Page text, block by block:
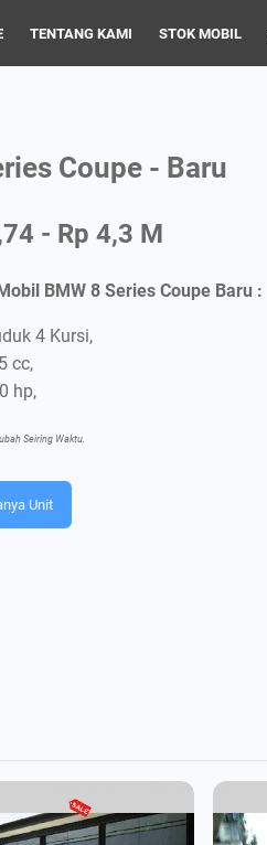
TENTANG KAMI STOK MOBIL
Coupe - Baru
- Rp 4,3 M
BMW 8 Series Coupe Baru :
4 Kursi,
cc,
hp,
Seiring Waktu.
Unit